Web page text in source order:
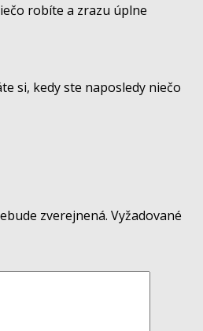
robíte a zrazu úplne
si, kedy ste naposledy niečo
zverejnená. Vyžadované